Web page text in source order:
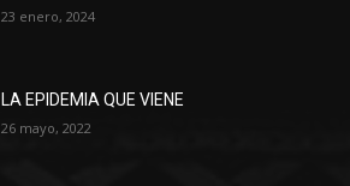
23 enero, 2024
LA EPIDEMIA QUE VIENE
26 mayo, 2022